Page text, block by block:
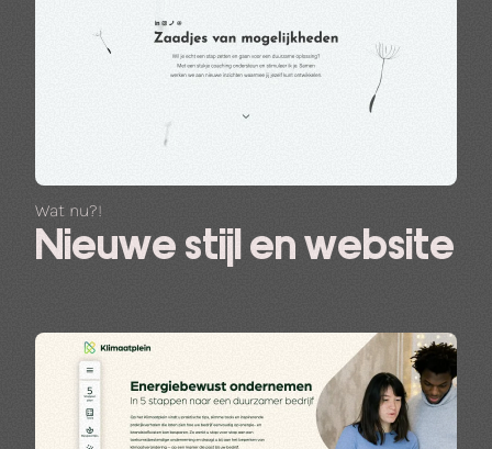
Wat nu?!
Nieuwe stijl en website